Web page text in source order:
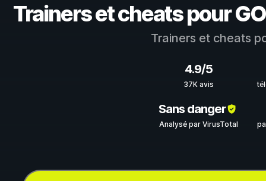
Trainers et cheats pour
Trainers et cheats
4.9/5
37K avis
Sans danger
Analysé par VirusTotal